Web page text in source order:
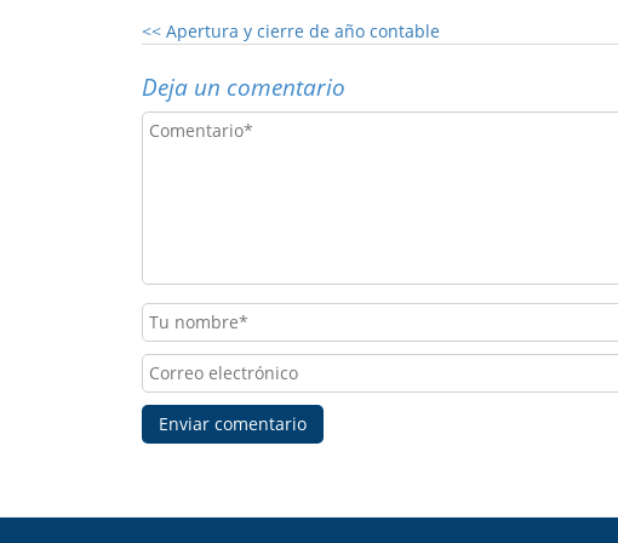
<< Apertura y cierre de año contable
Deja un comentario